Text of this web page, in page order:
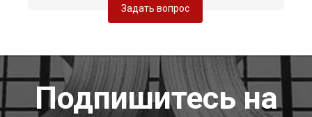
Задать вопрос
Подпишитесь на